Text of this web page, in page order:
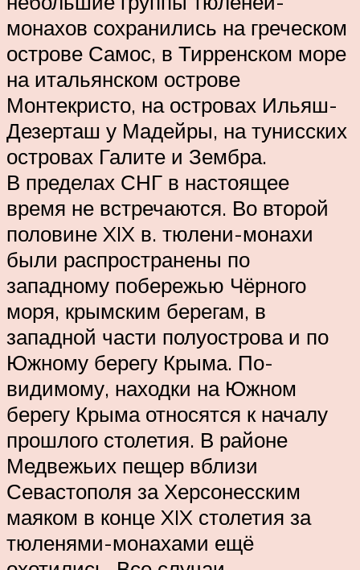
монахов сохранились на греческом
острове Самос, в Тирренском море
на итальянском острове
Монтекристо, на островах Ильяш-
Дезерташ у Мадейры, на тунисских
островах Галите и Зембра.
В пределах СНГ в настоящее
время не встречаются. Во второй
половине XIX в. тюлени-монахи
были распространены по
западному побережью Чёрного
моря, крымским берегам, в
западной части полуострова и по
Южному берегу Крыма. По-
видимому, находки на Южном
берегу Крыма относятся к началу
прошлого столетия. В районе
Медвежьих пещер вблизи
Севастополя за Херсонесским
маяком в конце XIX столетия за
тюленями-монахами ещё